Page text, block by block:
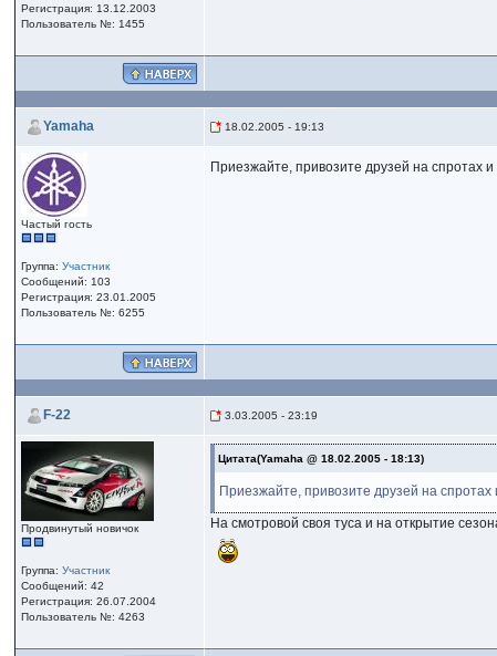
Регистрация: 13.12.2003
Пользователь №: 1455
Yamaha 18.02.2005 - 19:13
Частый гость
Группа:Участник
Сообщений: 103
Регистрация: 23.01.2005
Пользователь №: 6255
Приезжайте, привозите друзей на спротах
F-22 3.03.2005 - 23:19
Продвинутый новичок
Группа:Участник
Сообщений: 42
Регистрация: 26.07.2004
Пользователь №: 4263
Цитата(Yamaha @ 18.02.2005 - 18:13)
Приезжайте, привозите друзей на
На смотровой своя туса и на открытие